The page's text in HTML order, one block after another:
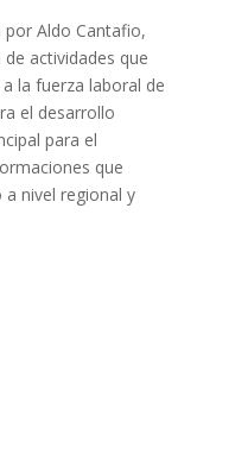
por Aldo Cantafio,
actividades que
la fuerza laboral de
el desarrollo
para el
que
nivel regional y